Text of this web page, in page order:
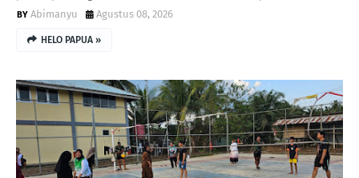
Abimanyu
Agustus 08, 2026
HELO PAPUA »